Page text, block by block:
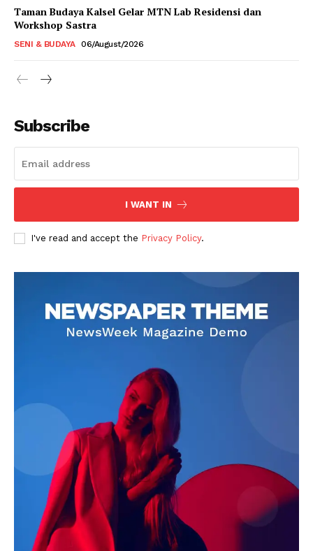
Taman Budaya Kalsel Gelar MTN Lab Residensi dan
Workshop Sastra
SENI & BUDAYA 06/August/2026
Subscribe
I WANT IN
I've read and accept the Privacy Policy.